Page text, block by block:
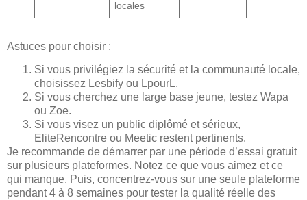
locales
Astuces pour choisir :
Si vous privilégiez la sécurité et la communauté locale,
choisissez Lesbify ou LpourL.
Si vous cherchez une large base jeune, testez Wapa
ou Zoe.
Si vous visez un public diplômé et sérieux,
EliteRencontre ou Meetic restent pertinents.
Je recommande de démarrer par une période d’essai gratuit
sur plusieurs plateformes. Notez ce que vous aimez et ce
qui manque. Puis, concentrez-vous sur une seule plateforme
pendant 4 à 8 semaines pour tester la qualité réelle des